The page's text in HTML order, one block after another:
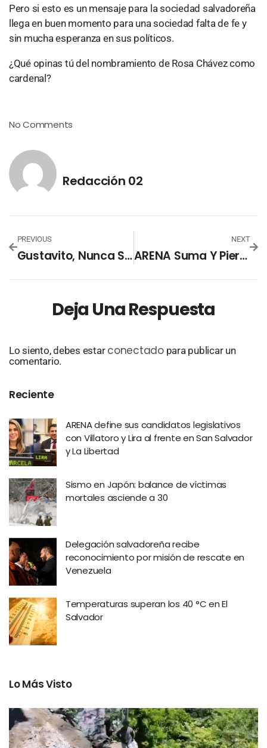
Pero si esto es un mensaje para la sociedad salvadoreña
llega en buen momento para una sociedad falta de fe y
sin mucha esperanza en sus políticos.
¿Qué opinas tú del nombramiento de Rosa Chávez como
cardenal?
No Comments
Redacción 02
PREVIOUS
Gustavito, Nunca Sabremos Qué Te Pasó!!!
NEXT
ARENA Suma Y Pierde: Adiós A Johnny Wright Y A Juan Valiente
Deja Una Respuesta
Lo siento, debes estar conectadopara publicar un
comentario.
Reciente
ARENA define sus candidatos legislativos
con Villatoro y Lira al frente en San Salvador
y La Libertad
Sismo en Japón: balance de víctimas
mortales asciende a 30
Delegación salvadoreña recibe
reconocimiento por misión de rescate en
Venezuela
Temperaturas superan los 40 °C en El
Salvador
Lo Más Visto